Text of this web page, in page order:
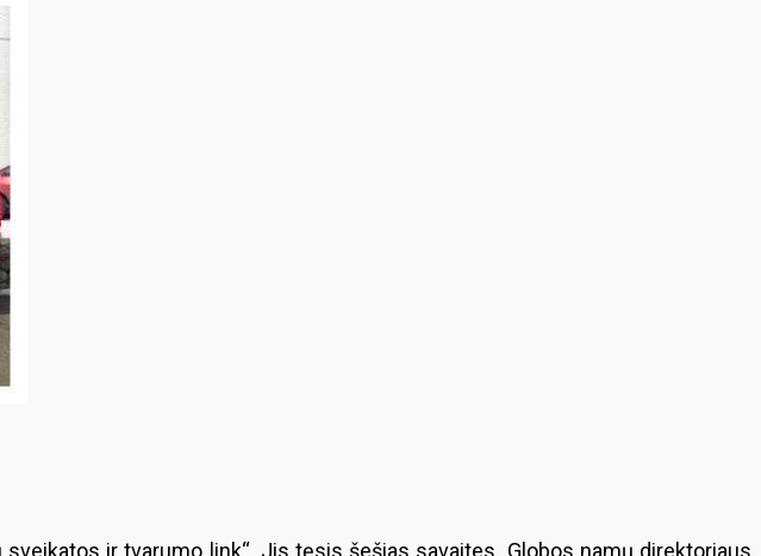
ir tvarumo link“. Jis tęsis šešias savaites. Globos namų direktoriaus